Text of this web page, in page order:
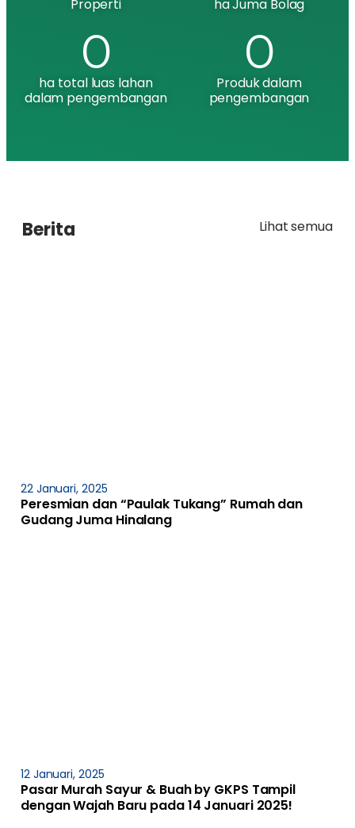
Properti ha Juma Bolag
0
ha total luas lahan
dalam pengembangan
0
Produk dalam
pengembangan​
Berita Lihat semua
22 Januari, 2025
Peresmian dan “Paulak Tukang” Rumah dan
Gudang Juma Hinalang
12 Januari, 2025
Pasar Murah Sayur & Buah by GKPS Tampil
dengan Wajah Baru pada 14 Januari 2025!